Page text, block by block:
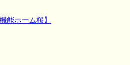
能ホーム桜】